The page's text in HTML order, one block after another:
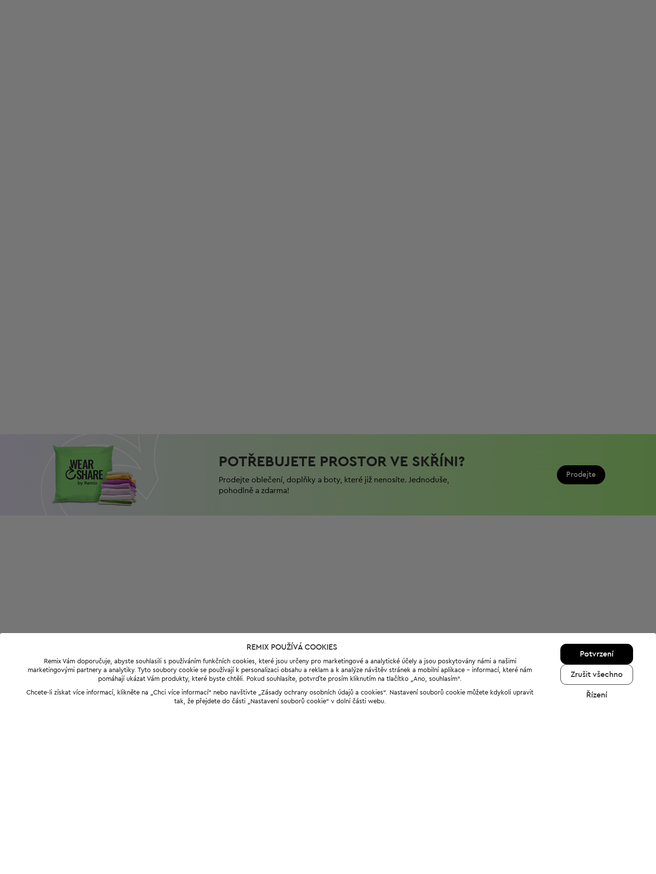
POTŘEBUJETE PROSTOR VE SKŘÍNI?
Prodejte oblečení, doplňky a boty, které již nenosíte. Jednoduše,
pohodlně a zdarma!
Prodejte
REMIX POUŽÍVÁ COOKIES
Remix Vám doporučuje, abyste souhlasili s používáním funkčních cookies, které jsou určeny pro marketingové a analytické účely a jsou poskytovány námi a našimi
marketingovými partnery a analytiky. Tyto soubory cookie se používají k personalizaci obsahu a reklam a k analýze návštěv stránek a mobilní aplikace - informací, které nám
pomáhají ukázat Vám produkty, které byste chtěli. Pokud souhlasíte, potvrďte prosím kliknutím na tlačítko „Ano, souhlasím“.
Chcete-li získat více informací, klikněte na „Chci více informací“ nebo navštivte „Zásady ochrany osobních údajů a cookies“. Nastavení souborů cookie můžete kdykoli upravit
tak, že přejdete do části „Nastavení souborů cookie“ v dolní části webu.
Potvrzení
Zrušit všechno
Řízení